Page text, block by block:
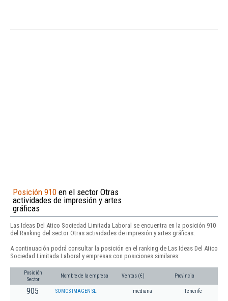
Posición 910 en el sector Otras
actividades de impresión y artes
gráficas
Las Ideas Del Atico Sociedad Limitada Laboral se encuentra en la posición 910
del Ranking del sector Otras actividades de impresión y artes gráficas.
A continuación podrá consultar la posición en el ranking de Las Ideas Del Atico
Sociedad Limitada Laboral y empresas con posiciones similares:
Posición
Sector
Nombre de la empresa Ventas (€) Provincia
905 SOMOS IMAGEN SL. mediana Tenerife